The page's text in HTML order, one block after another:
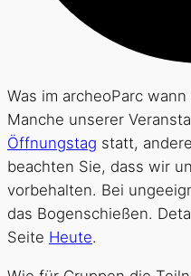
Was im archeoParc
Manche unserer
Öffnungstag statt,
beachten Sie, dass wir
vorbehalten. Bei
das Bogenschießen.
Seite Heute.